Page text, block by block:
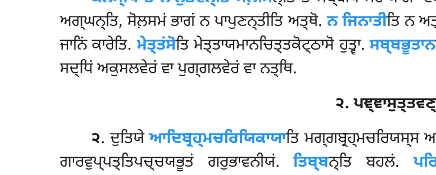
ਅਗ੍ਘਨ੍ਤਿ, ਸੋਲ਼ਸਮਂ ਭਾਗਂ ਨ ਪਾਪੁਣਨ੍ਤੀਤਿ ਅਤ੍ਥੋ.ਨ ਜਿਨਾਤੀਤਿ ਨ
ਜਾਨਿਂ ਕਾਰੇਤਿ.ਮੇਤ੍ਤਂਸੋਤਿ ਮੇਤ੍ਤਾਯਮਾਨਚਿਤ੍ਤਕੋਟ੍ਠਾਸੋ ਹੁਤ੍ਵਾ.ਸਬ੍ਬਭੂਤਾਨ
ਸਦ੍ਧਿਂ ਅਕੁਸਲਵੇਰਂ ਵਾ ਪੁਗ੍ਗਲਵੇਰਂ ਵਾ ਨਤ੍ਥਿ.
੨.
੨. ਦੁਤਿਯੇਆਦਿਬ੍ਰਹ੍ਮਚਰਿਯਿਕਾਯਾਤਿ ਮਗ੍ਗਬ੍ਰਹ੍ਮਚਰਿਯਸ੍ਸ
ਗਾਰਵੁਪ੍ਪਤ੍ਤਿਪਚ੍ਚਯਭੂਤਂ ਗਰੁਭਾਵਨੀਯਂ.ਤਿਬ੍ਬਨ੍ਤਿ ਬਹਲਂ.